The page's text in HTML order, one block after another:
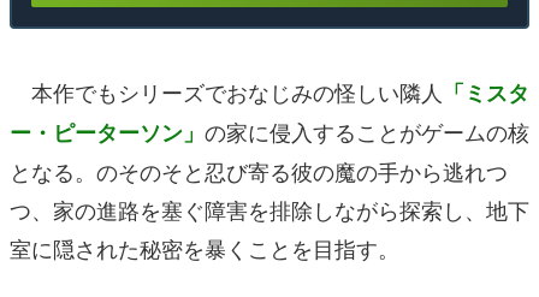
本作でもシリーズでおなじみの怪しい隣人 「ミスタ
ー・ピーターソン」 の家に侵入することがゲームの核
となる。のそのそと忍び寄る彼の魔の手から逃れつ
つ、家の進路を塞ぐ障害を排除しながら探索し、地下
室に隠された秘密を暴くことを目指す。